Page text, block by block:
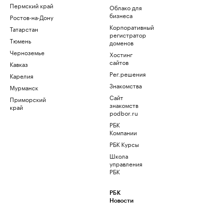
Пермский край
Ростов-на-Дону
Татарстан
Тюмень
Черноземье
Кавказ
Карелия
Мурманск
Приморский
край
Облако для
бизнеса
Корпоративный
регистратор
доменов
Хостинг
сайтов
Рег.решения
Знакомства
Сайт
знакомств
podbor.ru
РБК
Компании
РБК Курсы
Школа
управления
РБК
РБК
Новости